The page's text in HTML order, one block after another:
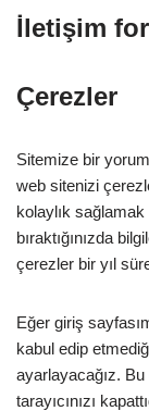
İletişim
Çerezler
Sitemize bir
web sitenizi
kolaylık
bıraktığınızda
çerezler bir yıl
Eğer giriş
kabul edip
ayarlayacağız.
tarayıcınızı